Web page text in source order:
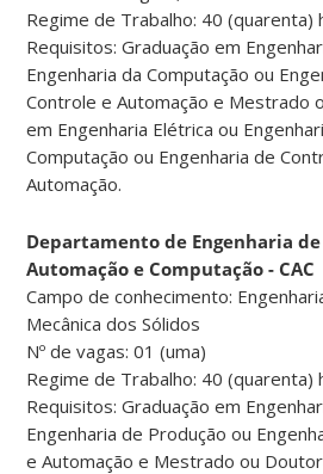
Regime de Trabalho: 40 (quarenta)
Requisitos: Graduação em
Engenharia da Computação ou
Controle e Automação e Mestrado
em Engenharia Elétrica ou
Computação ou Engenharia de
Automação.
Departamento de Engenharia
Automação e Computação - CAC
Campo de conhecimento:
Mecânica dos Sólidos
Nº de vagas: 01 (uma)
Regime de Trabalho: 40 (quarenta)
Requisitos: Graduação em
Engenharia de Produção ou
e Automação e Mestrado ou